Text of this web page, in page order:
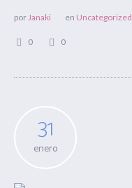
por Janaki en Uncategorized
0 0
31
enero